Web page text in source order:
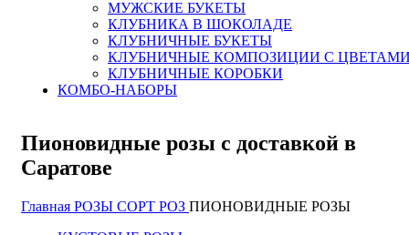
МУЖСКИЕ БУКЕТЫ
КЛУБНИКА В ШОКОЛАДЕ
КЛУБНИЧНЫЕ БУКЕТЫ
КЛУБНИЧНЫЕ КОМПОЗИЦИИ С
КЛУБНИЧНЫЕ КОРОБКИ
КОМБО-НАБОРЫ
Пионовидные розы с доставкой в
Саратове
Главная РОЗЫ СОРТ РОЗ ПИОНОВИДНЫЕ РОЗЫ